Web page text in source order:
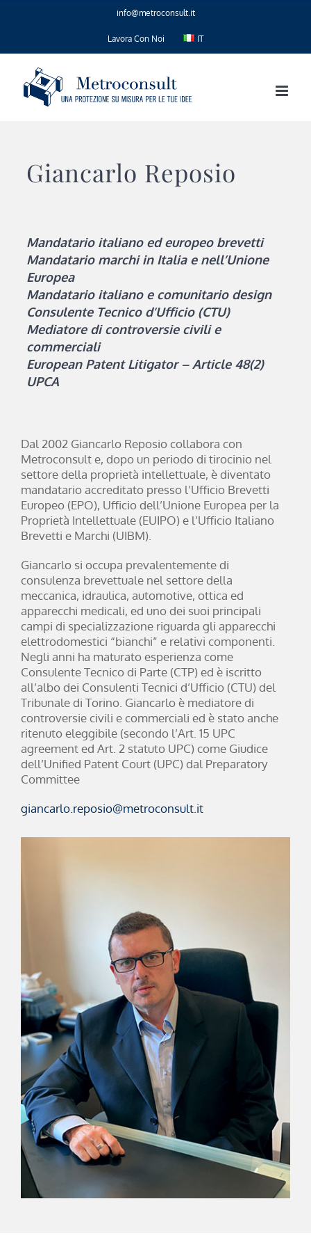
info@metroconsult.it
Lavora Con Noi IT
Giancarlo Reposio
Mandatario italiano ed europeo brevetti
Mandatario marchi in Italia e nell’Unione
Europea
Mandatario italiano e comunitario design
Consulente Tecnico d’Ufficio (CTU)
Mediatore di controversie civili e
commerciali
European Patent Litigator – Article 48(2)
UPCA
Dal 2002 Giancarlo Reposio collabora con
Metroconsult e, dopo un periodo di tirocinio nel
settore della proprietà intellettuale, è diventato
mandatario accreditato presso l’Ufficio Brevetti
Europeo (EPO), Ufficio dell’Unione Europea per la
Proprietà Intellettuale (EUIPO) e l’Ufficio Italiano
Brevetti e Marchi (UIBM).
Giancarlo si occupa prevalentemente di
consulenza brevettuale nel settore della
meccanica, idraulica, automotive, ottica ed
apparecchi medicali, ed uno dei suoi principali
campi di specializzazione riguarda gli apparecchi
elettrodomestici “bianchi” e relativi componenti.
Negli anni ha maturato esperienza come
Consulente Tecnico di Parte (CTP) ed è iscritto
all’albo dei Consulenti Tecnici d’Ufficio (CTU) del
Tribunale di Torino. Giancarlo è mediatore di
controversie civili e commerciali ed è stato anche
ritenuto eleggibile (secondo l’Art. 15 UPC
agreement ed Art. 2 statuto UPC) come Giudice
dell’Unified Patent Court (UPC) dal Preparatory
Committee
giancarlo.reposio@metroconsult.it